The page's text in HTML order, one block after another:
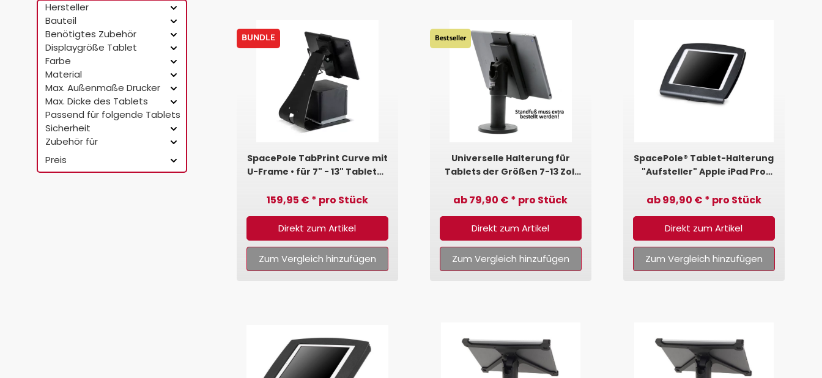
Hersteller
Bauteil
Benötigtes Zubehör
Displaygröße Tablet
Farbe
Material
Max. Außenmaße Drucker
Max. Dicke des Tablets
Passend für folgende Tablets
Sicherheit
Zubehör für
Preis
BUNDLE
SpacePole TabPrint Curve mit
U-Frame • für 7" - 13" Tablets •
Schwarz
159,95 € * pro Stück
Direkt zum Artikel
Zum Vergleich hinzufügen
Bestseller
Universelle Halterung für
Tablets der Größen 7-13 Zoll
ab 79,90 € * pro Stück
Direkt zum Artikel
Zum Vergleich hinzufügen
SpacePole® Tablet-Halterung
"Aufsteller" Apple iPad Pro
ab 99,90 € * pro Stück
Direkt zum Artikel
Zum Vergleich hinzufügen